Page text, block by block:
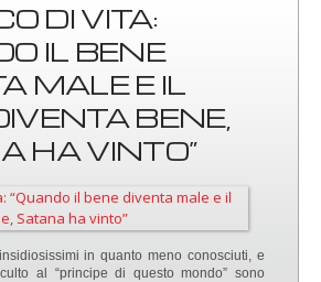
DI VITA:
IL BENE
MALE E IL
BENE,
HA VINTO”
in quanto meno conosciuti, e
al “principe di questo mondo” sono